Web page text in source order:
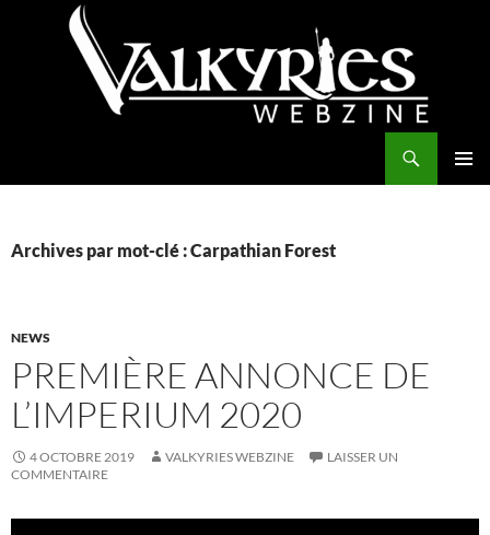
Archives par mot-clé : Carpathian Forest
NEWS
PREMIÈRE ANNONCE DE
L’IMPERIUM 2020
4 OCTOBRE 2019 VALKYRIES WEBZINE
LAISSER UN
COMMENTAIRE